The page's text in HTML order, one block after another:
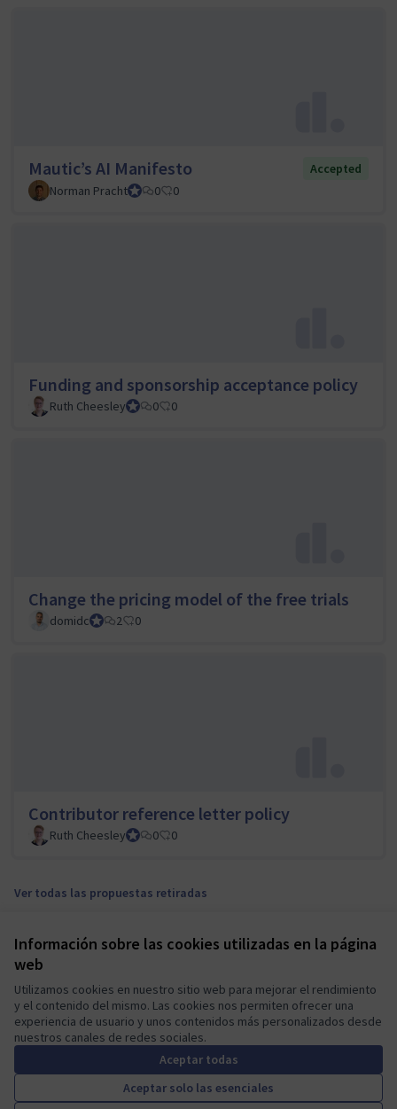
Información sobre las cookies utilizadas en la página
web
Utilizamos cookies en nuestro sitio web para mejorar el rendimiento
y el contenido del mismo. Las cookies nos permiten ofrecer una
experiencia de usuario y unos contenidos más personalizados desde
nuestros canales de redes sociales.
Aceptar todas
Aceptar solo las esenciales
Mautic’s AI Manifesto
Accepted
Norman PrachtCouncil member
0 0
Funding and sponsorship acceptance policy
Ruth CheesleyMautic Project Lead
0 0
Change the pricing model of the free trials
domidcCouncil member
2 0
Contributor reference letter policy
Ruth CheesleyMautic Project Lead
0 0
Ver todas las propuestas retiradas
Términos y condiciones de uso
Configuración de cookies
Mautic Community Portal en X
(Enlace externo)
Mautic Community Portal en Facebook
(Enlace externo)
Mautic Community Portal en Instagram
(Enlace externo)
Mautic Community Portal en YouTube
(Enlace externo)
Mautic Community Portal en GitHub
(Enlace externo)
Castellano
Sprache wählenChoose languageEscolher idiomaElegir el idioma